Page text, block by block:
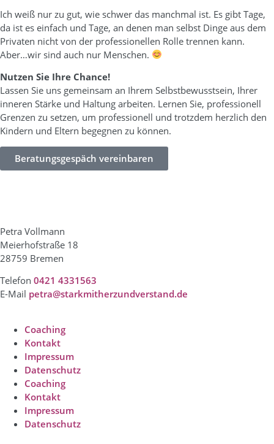
Ich weiß nur zu gut, wie schwer das manchmal ist. Es gibt Tage,
da ist es einfach und Tage, an denen man selbst Dinge aus dem
Privaten nicht von der professionellen Rolle trennen kann.
Aber…wir sind auch nur Menschen.
Nutzen Sie Ihre Chance!
Lassen Sie uns gemeinsam an Ihrem Selbstbewusstsein, Ihrer
inneren Stärke und Haltung arbeiten. Lernen Sie, professionell
Grenzen zu setzen, um professionell und trotzdem herzlich den
Kindern und Eltern begegnen zu können.
Beratungsgespäch vereinbaren
Petra Vollmann
Meierhofstraße 18
28759 Bremen
Telefon 0421 4331563
E-Mail petra@starkmitherzundverstand.de
Coaching
Kontakt
Impressum
Datenschutz
Coaching
Kontakt
Impressum
Datenschutz